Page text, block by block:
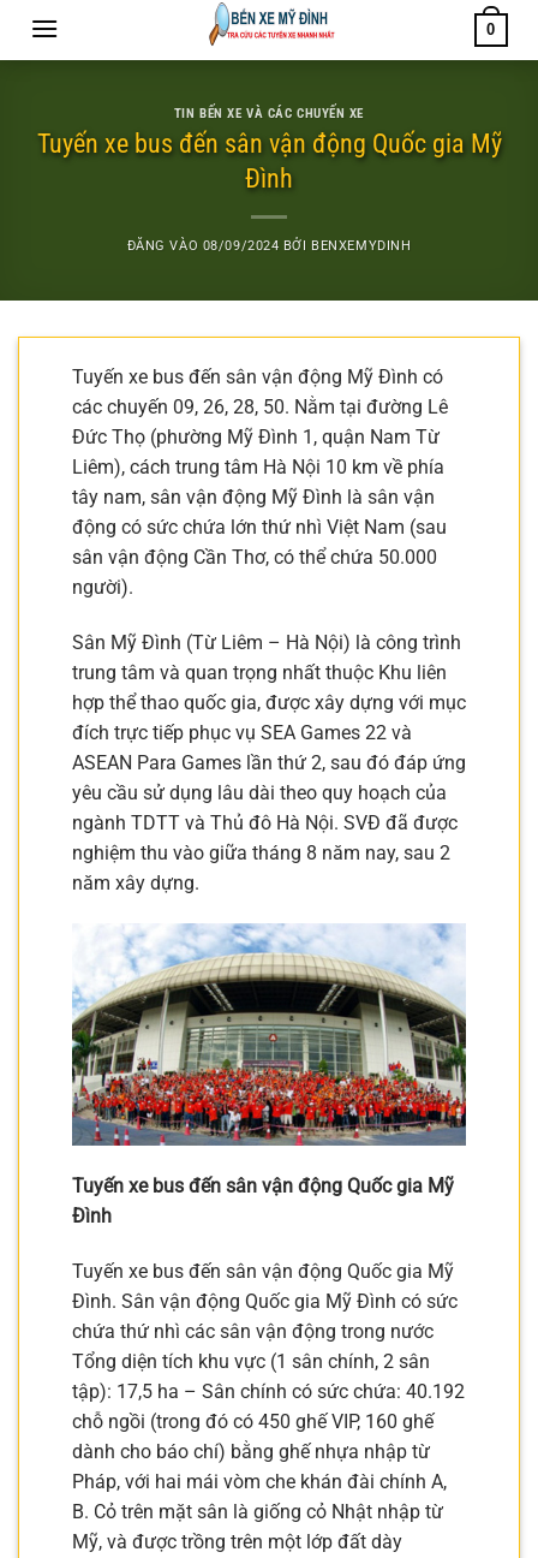
0
TIN BẾN XE VÀ CÁC CHUYẾN XE
Tuyến xe bus đến sân vận động Quốc gia Mỹ
Đình
ĐĂNG VÀO 08/09/2024 BỞI BENXEMYDINH
Tuyến xe bus đến sân vận động Mỹ Đình có
các chuyến 09, 26, 28, 50. Nằm tại đường Lê
Đức Thọ (phường Mỹ Đình 1, quận Nam Từ
Liêm), cách trung tâm Hà Nội 10 km về phía
tây nam, sân vận động Mỹ Đình là sân vận
động có sức chứa lớn thứ nhì Việt Nam (sau
sân vận động Cần Thơ, có thể chứa 50.000
người).
Sân Mỹ Đình (Từ Liêm – Hà Nội) là công trình
trung tâm và quan trọng nhất thuộc Khu liên
hợp thể thao quốc gia, được xây dựng với mục
đích trực tiếp phục vụ SEA Games 22 và
ASEAN Para Games lần thứ 2, sau đó đáp ứng
yêu cầu sử dụng lâu dài theo quy hoạch của
ngành TDTT và Thủ đô Hà Nội. SVĐ đã được
nghiệm thu vào giữa tháng 8 năm nay, sau 2
năm xây dựng.
Tuyến xe bus đến sân vận động Quốc gia Mỹ
Đình
Tuyến xe bus đến sân vận động Quốc gia Mỹ
Đình. Sân vận động Quốc gia Mỹ Đình có sức
chứa thứ nhì các sân vận động trong nước
Tổng diện tích khu vực (1 sân chính, 2 sân
tập): 17,5 ha – Sân chính có sức chứa: 40.192
chỗ ngồi (trong đó có 450 ghế VIP, 160 ghế
dành cho báo chí) bằng ghế nhựa nhập từ
Pháp, với hai mái vòm che khán đài chính A,
B. Cỏ trên mặt sân là giống cỏ Nhật nhập từ
Mỹ, và được trồng trên một lớp đất dày